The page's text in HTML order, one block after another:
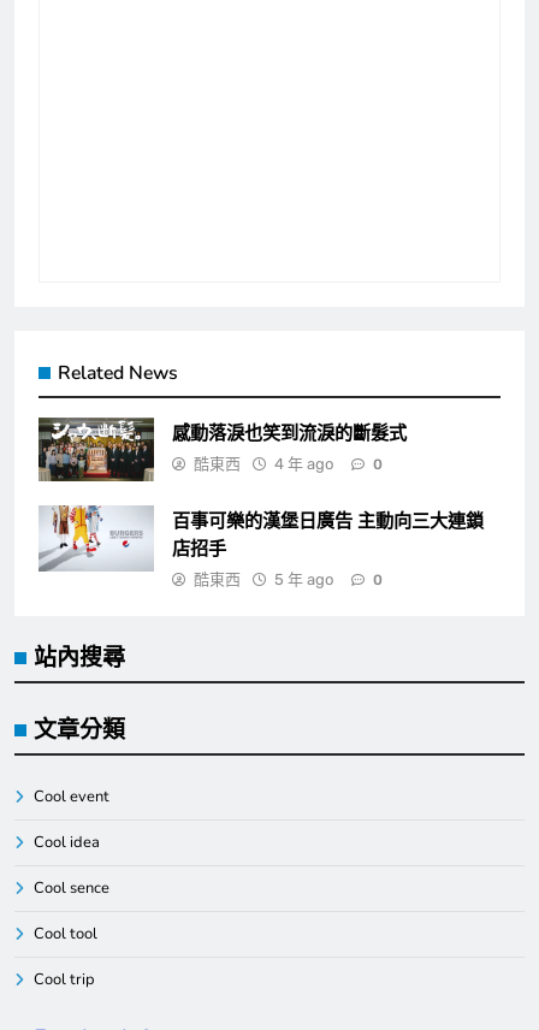
Related News
感動落淚也笑到流淚的斷髮式
酷東西 4 年 ago 0
百事可樂的漢堡日廣告 主動向三大連鎖
店招手
酷東西 5 年 ago 0
站內搜尋
文章分類
Cool event
Cool idea
Cool sence
Cool tool
Cool trip